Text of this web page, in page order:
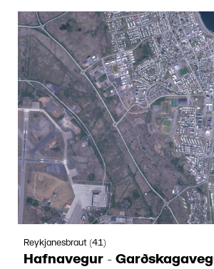
Reykjanesbraut (41)
Hafnavegur -